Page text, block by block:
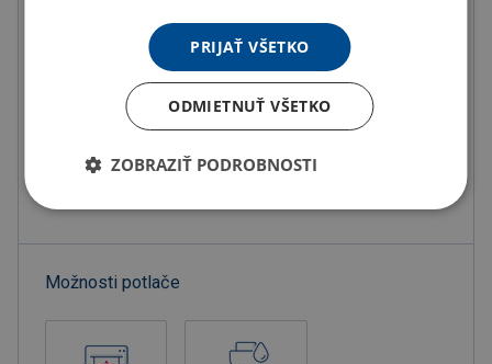
Objednať s potlačou
Doručenie Možnosti doručenia »
Osobný odber Výdajné miesta »
Možnosti potlače
PRIJAŤ VŠETKO
ODMIETNUŤ VŠETKO
ZOBRAZIŤ PODROBNOSTI